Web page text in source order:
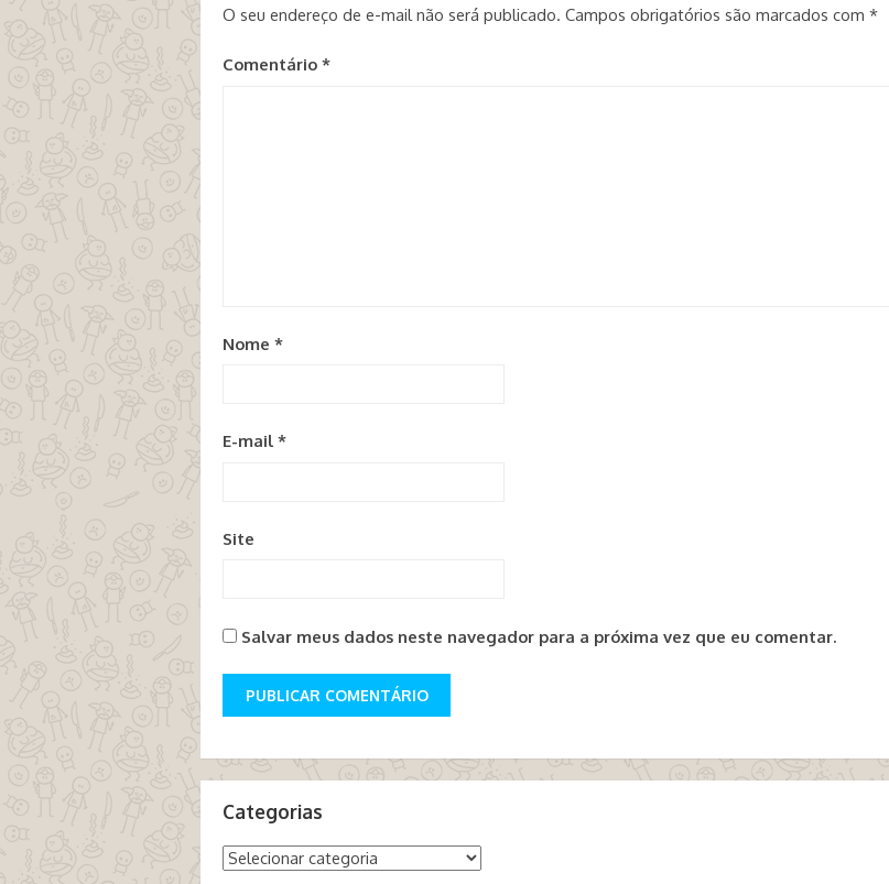
O seu endereço de e-mail não será publicado. Campos obrigatórios são marcados com *
Comentário *
Nome *
E-mail *
Site
Salvar meus dados neste navegador para a próxima vez que eu comentar.
Categorias
Categorias